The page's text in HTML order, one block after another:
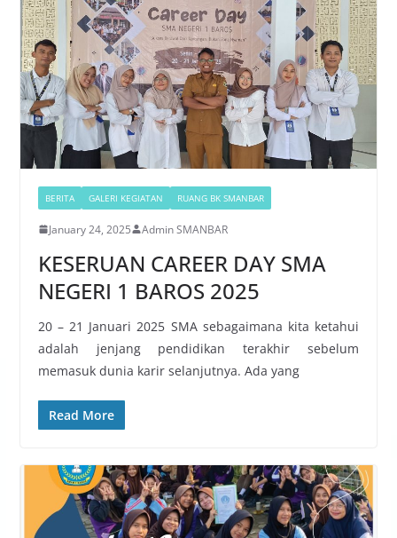
BERITA GALERI KEGIATAN RUANG BK SMANBAR
January 24, 2025 Admin SMANBAR
KESERUAN CAREER DAY SMA
NEGERI 1 BAROS 2025
20 – 21 Januari 2025 SMA sebagaimana kita ketahui
adalah jenjang pendidikan terakhir sebelum
memasuk dunia karir selanjutnya. Ada yang
Read More